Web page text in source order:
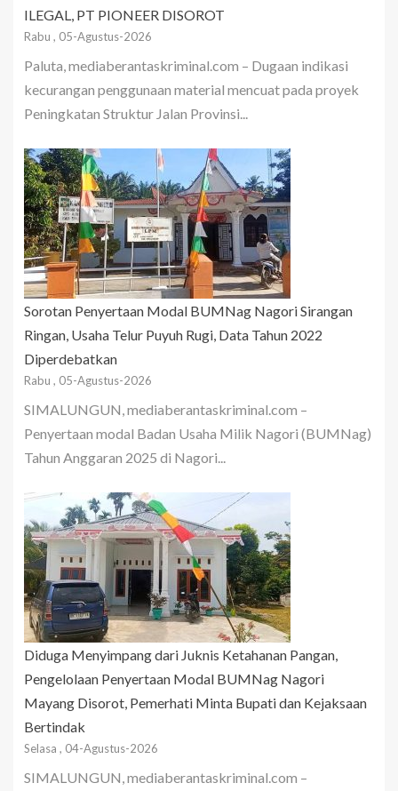
ILEGAL, PT PIONEER DISOROT
Rabu , 05-Agustus-2026
Paluta, mediaberantaskriminal.com – Dugaan indikasi
kecurangan penggunaan material mencuat pada proyek
Peningkatan Struktur Jalan Provinsi...
Sorotan Penyertaan Modal BUMNag Nagori Sirangan
Ringan, Usaha Telur Puyuh Rugi, Data Tahun 2022
Diperdebatkan
Rabu , 05-Agustus-2026
SIMALUNGUN, mediaberantaskriminal.com –
Penyertaan modal Badan Usaha Milik Nagori (BUMNag)
Tahun Anggaran 2025 di Nagori...
Diduga Menyimpang dari Juknis Ketahanan Pangan,
Pengelolaan Penyertaan Modal BUMNag Nagori
Mayang Disorot, Pemerhati Minta Bupati dan Kejaksaan
Bertindak
Selasa , 04-Agustus-2026
SIMALUNGUN, mediaberantaskriminal.com –